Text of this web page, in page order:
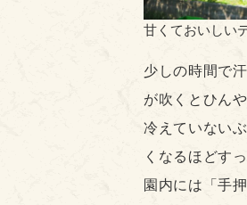
甘くておいしい
少しの時間で
が吹くとひん
冷えていない
くなるほどす
園内には「手